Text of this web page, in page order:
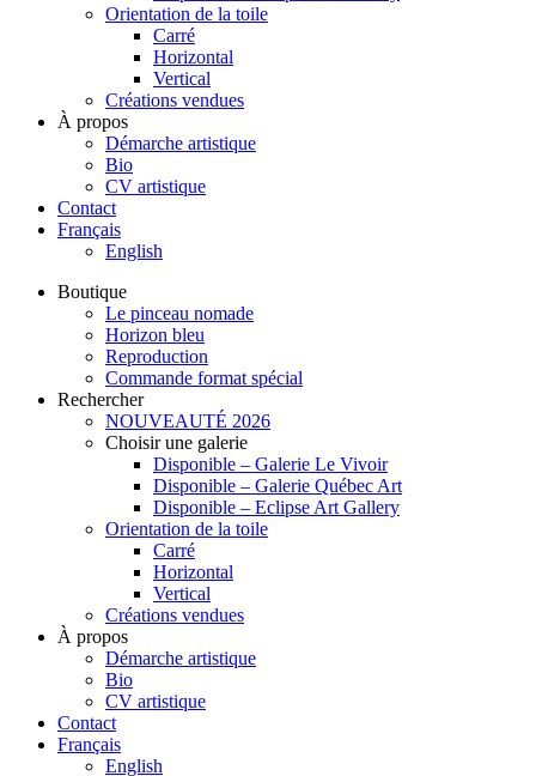
Orientation de la toile
Carré
Horizontal
Vertical
Créations vendues
À propos
Démarche artistique
Bio
CV artistique
Contact
Français
English
Boutique
Le pinceau nomade
Horizon bleu
Reproduction
Commande format spécial
Rechercher
NOUVEAUTÉ 2026
Choisir une galerie
Disponible – Galerie Le Vivoir
Disponible – Galerie Québec Art
Disponible – Eclipse Art Gallery
Orientation de la toile
Carré
Horizontal
Vertical
Créations vendues
À propos
Démarche artistique
Bio
CV artistique
Contact
Français
English